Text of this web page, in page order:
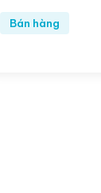
Bán hàng